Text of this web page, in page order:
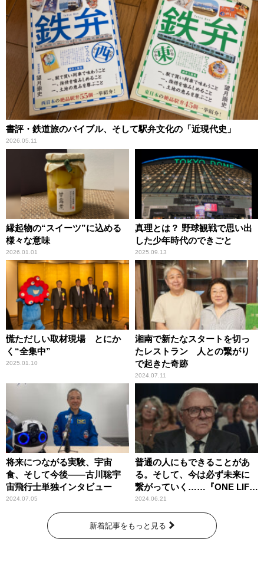
書評・鉄道旅のバイブル、そして駅弁文化の「近現代史」
2026.05.11
縁起物の“スイーツ”に込める
様々な意味
2026.01.01
真理とは？ 野球観戦で思い出
した少年時代のできごと
2025.09.13
慌ただしい取材現場 とにか
く“全集中”
2025.01.10
湘南で新たなスタートを切っ
たレストラン 人との繋がり
で起きた奇跡
2024.07.11
将来につながる実験、宇宙
食、そして今後――古川聡宇
宙飛行士単独インタビュー
2024.07.05
普通の人にもできることがあ
る。そして、今は必ず未来に
繋がっていく……『ONE LIFE
奇跡が繋いだ6000の命』
2024.06.21
新着記事をもっと見る